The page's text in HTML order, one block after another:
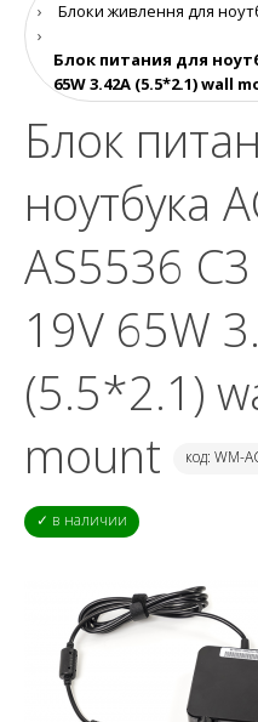
›
Блоки живлення для
›
Блок питания для
65W 3.42A (5.5*2.1) wall
Блок
ноутбука
AS5536
19V 65W
(5.5*2.1)
mount
код: WM-
✓ в наличии